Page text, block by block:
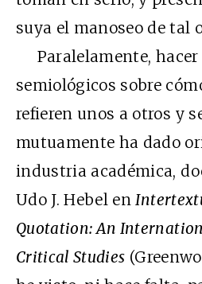
suya el manoseo de tal
Paralelamente, hacer
semiológicos sobre
refieren unos a otros y
mutuamente ha dado
industria académica,
Udo J. Hebel en
Quotation: An
Critical Studies